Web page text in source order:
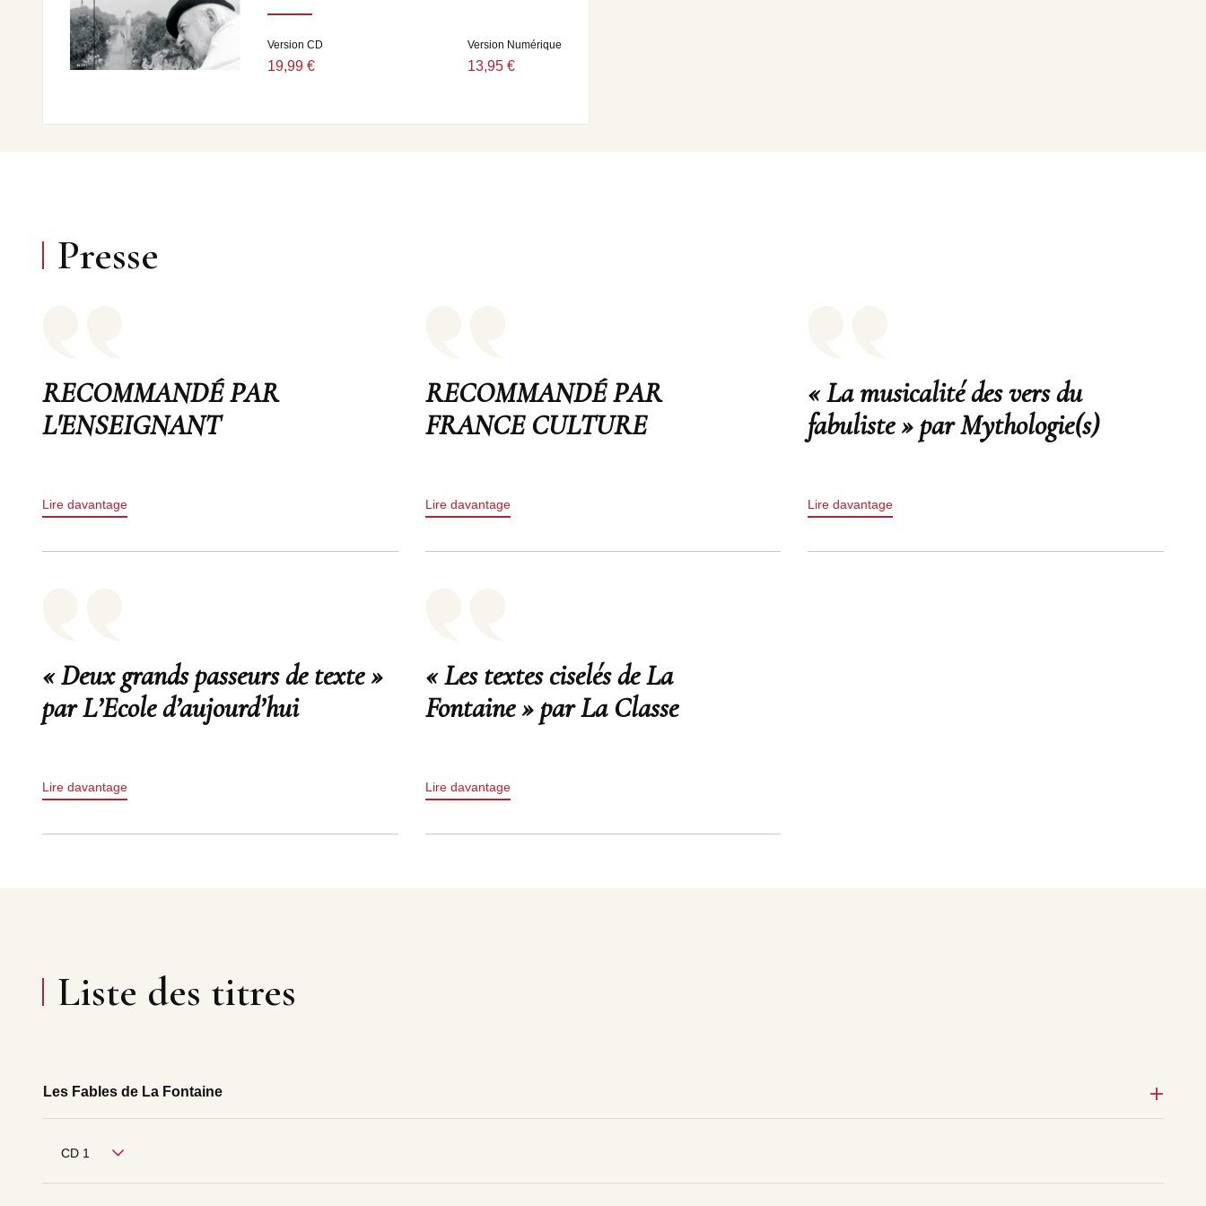
Version CD
19,99 €
Version Numérique
13,95 €
Presse
RECOMMANDÉ PAR
L'ENSEIGNANT
Lire davantage
RECOMMANDÉ PAR
FRANCE CULTURE
Lire davantage
« La musicalité des vers du
fabuliste » par Mythologie(s)
Lire davantage
« Deux grands passeurs de texte »
par L’Ecole d’aujourd’hui
Lire davantage
« Les textes ciselés de La
Fontaine » par La Classe
Lire davantage
Liste des titres
Les Fables de La Fontaine
CD 1